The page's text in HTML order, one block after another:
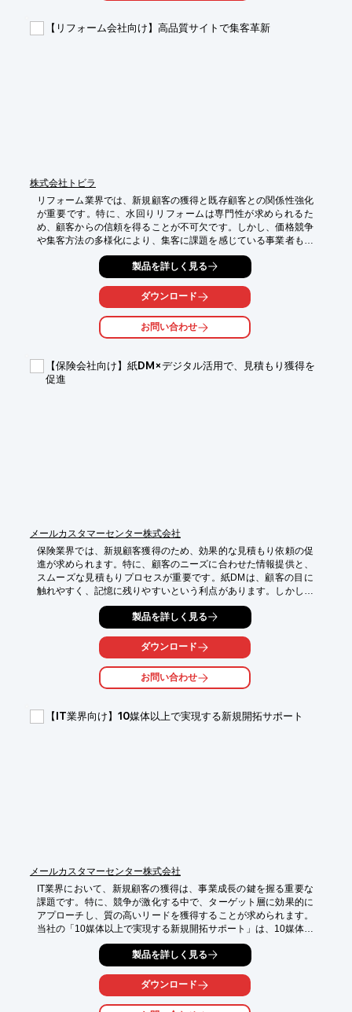
・ターゲットに最適化された情報発信による、高い反響率
【リフォーム会社向け】高品質サイトで集客革新
株式会社トビラ
リフォーム業界では、新規顧客の獲得と既存顧客との関係性強化
が重要です。特に、水回りリフォームは専門性が求められるた
め、顧客からの信頼を得ることが不可欠です。しかし、価格競争
や集客方法の多様化により、集客に課題を感じている事業者も少
なくありません。当社製品は、水回りリフォームに特化した“見積
もり獲得型サイト”と24時間働く自動集客の仕組みを提供し、こ
れらの課題を解決します。
【活用シーン】
・新規顧客の獲得
・既存顧客との関係性強化
【導入の効果】
・信頼性の向上
製品を詳しく見る
ダウンロード
お問い合わせ
【保険会社向け】紙DM×デジタル活用で、見積もり獲得を
促進
メールカスタマーセンター株式会社
保険業界では、新規顧客獲得のため、効果的な見積もり依頼の促
進が求められます。特に、顧客のニーズに合わせた情報提供と、
スムーズな見積もりプロセスが重要です。紙DMは、顧客の目に
触れやすく、記憶に残りやすいという利点があります。しかし、
デジタル化が進む現代において、紙DMだけでは情報伝達のスピ
ードや、顧客とのインタラクションに限界があります。当資料
は、紙DMからオンラインへ自然につなげることで、反応率を大
幅に改善させることを目的としています。
【活用シーン】
・保険の見積もり依頼を促進したい
・紙DMの効果を最大化したい
製品を詳しく見る
ダウンロード
お問い合わせ
【IT業界向け】10媒体以上で実現する新規開拓サポート
メールカスタマーセンター株式会社
IT業界において、新規顧客の獲得は、事業成長の鍵を握る重要な
課題です。特に、競争が激化する中で、ターゲット層に効果的に
アプローチし、質の高いリードを獲得することが求められます。
当社の「10媒体以上で実現する新規開拓サポート」は、10媒体以
上のネットワークを活用し、IT業界のニーズに合わせた出稿プラ
ンをご提案します。これにより、効果的なリード獲得を実現しま
【活用シーン】
・IT関連サービスの認知度向上
製品を詳しく見る
ダウンロード